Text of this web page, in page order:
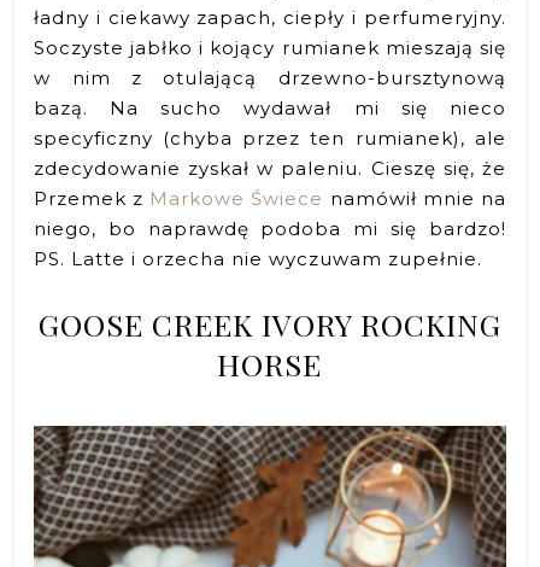
ładny i ciekawy zapach, ciepły i perfumeryjny.
Soczyste jabłko i kojący rumianek mieszają się
w nim z otulającą drzewno-bursztynową
bazą. Na sucho wydawał mi się nieco
specyficzny (chyba przez ten rumianek), ale
zdecydowanie zyskał w paleniu. Cieszę się, że
Przemek z Markowe Świece namówił mnie na
niego, bo naprawdę podoba mi się bardzo!
PS. Latte i orzecha nie wyczuwam zupełnie.
GOOSE CREEK IVORY ROCKING
HORSE